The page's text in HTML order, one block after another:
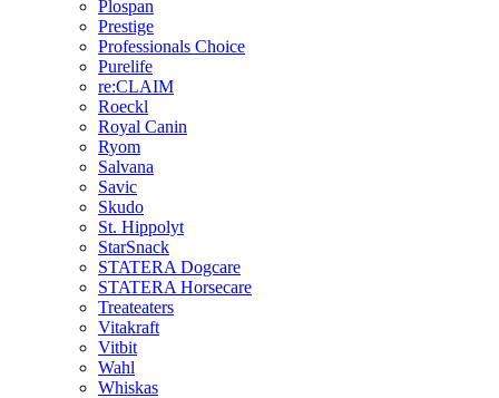
Plospan
Prestige
Professionals Choice
Purelife
re:CLAIM
Roeckl
Royal Canin
Ryom
Salvana
Savic
Skudo
St. Hippolyt
StarSnack
STATERA Dogcare
STATERA Horsecare
Treateaters
Vitakraft
Vitbit
Wahl
Whiskas